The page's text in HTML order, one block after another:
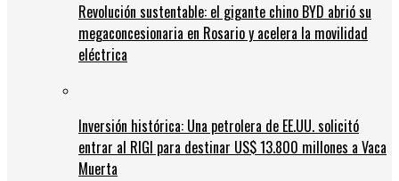
Revolución sustentable: el gigante chino BYD abrió su
megaconcesionaria en Rosario y acelera la movilidad
eléctrica
Inversión histórica: Una petrolera de EE.UU. solicitó
entrar al RIGI para destinar US$ 13.800 millones a Vaca
Muerta